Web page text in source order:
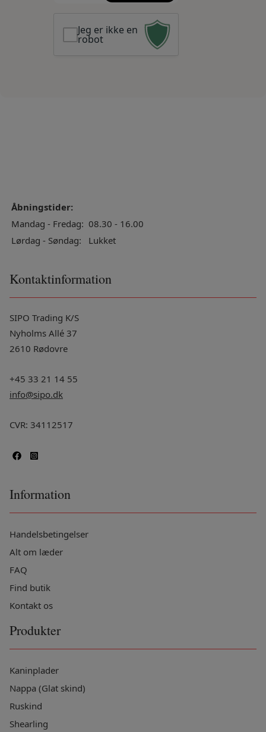
Jeg er ikke en
robot
Åbningstider:
Mandag - Fredag: 08.30 - 16.00
Lørdag - Søndag:
Lukket
Kontaktinformation
SIPO Trading K/S
Nyholms Allé 37
2610 Rødovre
+45 33 21 14 55
info@sipo.dk
CVR: 34112517
Information
Handelsbetingelser
Alt om læder
FAQ
Find butik
Kontakt os
Produkter
Kaninplader
Nappa (Glat skind)
Ruskind
Shearling